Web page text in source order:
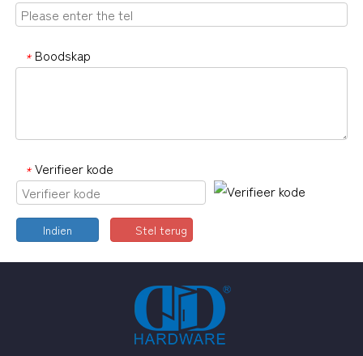
* Boodskap
* Verifieer kode
Indien Stel terug